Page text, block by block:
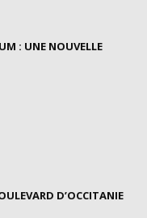
: UNE NOUVELLE
D’OCCITANIE